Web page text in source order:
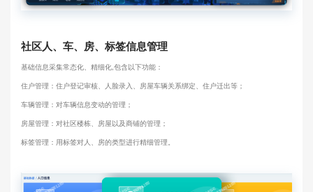
社区人、车、房、标签信息管理
基础信息采集常态化、精细化,包含以下功能：
住户管理：住户登记审核、人脸录入、房屋车辆关系绑定、住户迁出等；
车辆管理：对车辆信息变动的管理；
房屋管理：对社区楼栋、房屋以及商铺的管理；
标签管理：用标签对人、房的类型进行精细管理。